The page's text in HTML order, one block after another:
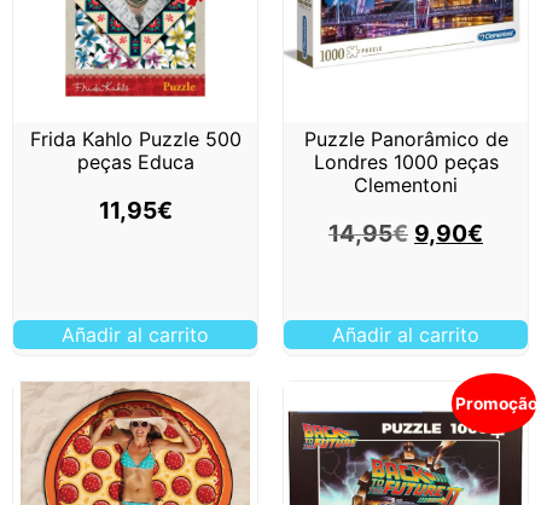
Frida Kahlo Puzzle 500
peças Educa
11,95€
Añadir al carrito
Puzzle Panorâmico de
Londres 1000 peças
Clementoni
14,95€ 9,90€
Añadir al carrito
Promoção!